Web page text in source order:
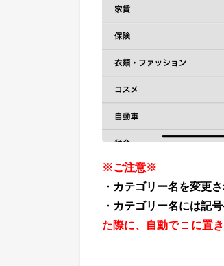
※ご注意※
・カテゴリー名を変更
・カテゴリー名には記
た際に、自動で □ に置